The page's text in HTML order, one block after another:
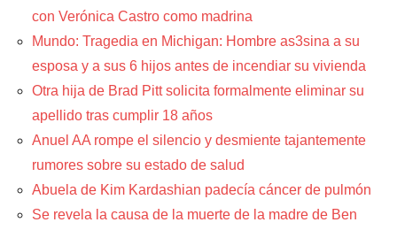
con Verónica Castro como madrina
Mundo: Tragedia en Michigan: Hombre as3sina a su
esposa y a sus 6 hijos antes de incendiar su vivienda
Otra hija de Brad Pitt solicita formalmente eliminar su
apellido tras cumplir 18 años
Anuel AA rompe el silencio y desmiente tajantemente
rumores sobre su estado de salud
Abuela de Kim Kardashian padecía cáncer de pulmón
Se revela la causa de la muerte de la madre de Ben